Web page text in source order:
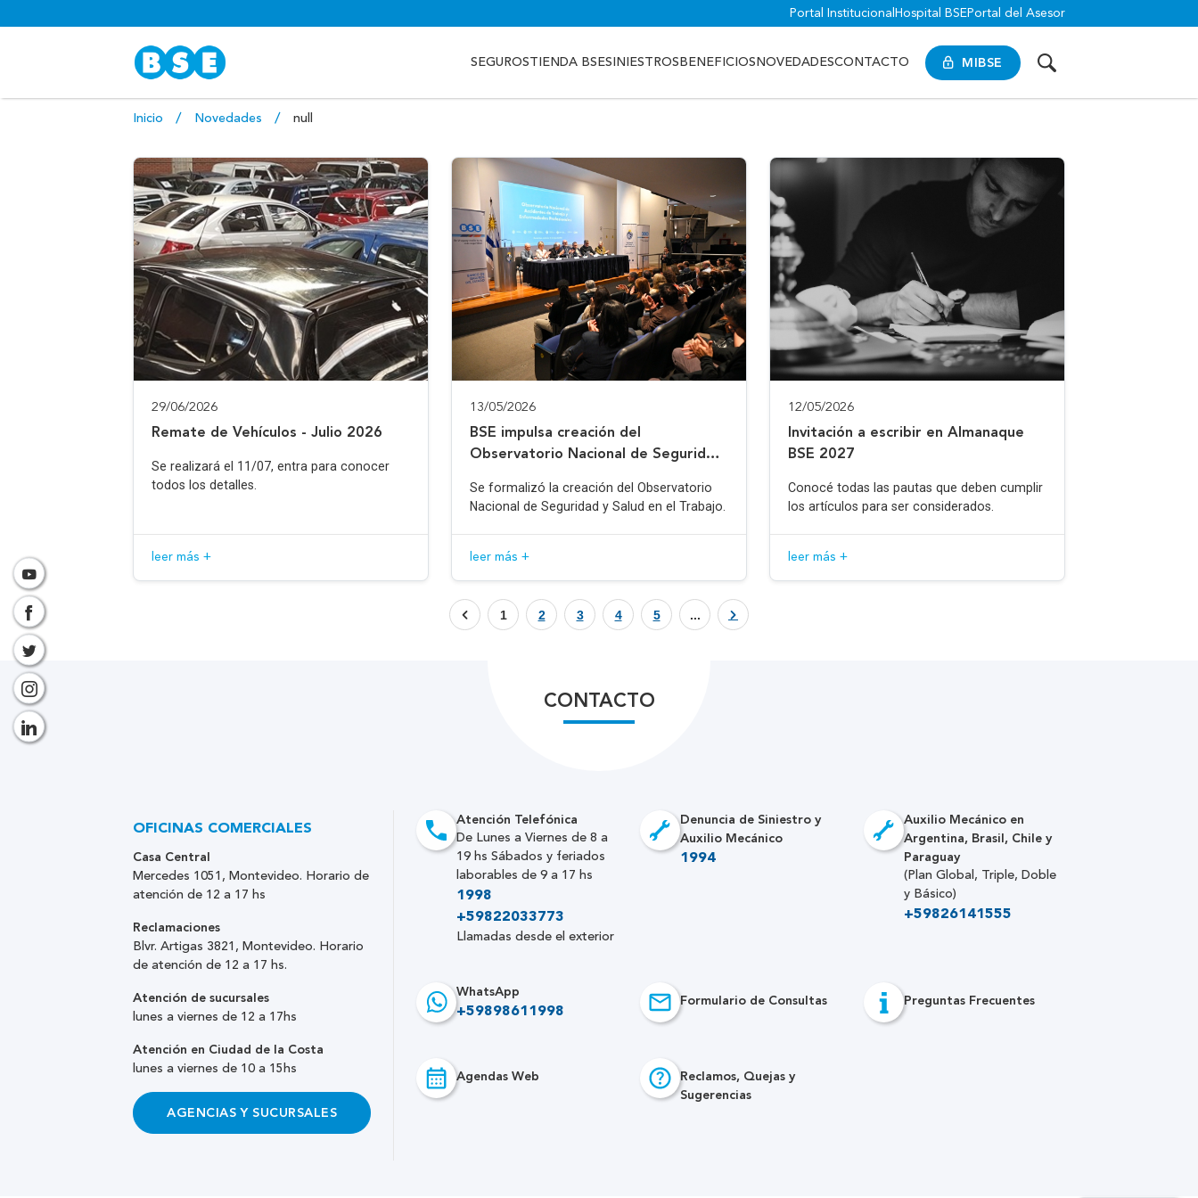
Portal Institucional Hospital BSE Portal del Asesor
MIBSE
SEGUROSTIENDA BSESINIESTROS BENEFICIOS NOVEDADESCONTACTO
Inicio Novedades null
29/06/2026
Remate de Vehículos - Julio 2026
Se realizará el 11/07, entra para conocer
todos los detalles.
leer más +
13/05/2026
BSE impulsa creación del
Observatorio Nacional de Seguridad
Se formalizó la creación del Observatorio
Nacional de Seguridad y Salud en el Trabajo.
leer más +
12/05/2026
Invitación a escribir en Almanaque
BSE 2027
Conocé todas las pautas que deben cumplir
los artículos para ser considerados.
leer más +
1 2 3 4 5 ...
CONTACTO
Atención Telefónica
De Lunes a Viernes de 8 a
19 hs Sábados y feriados
laborables de 9 a 17 hs
1998
+59822033773
Llamadas desde el exterior
Denuncia de Siniestro y
Auxilio Mecánico
1994
Auxilio Mecánico en
Argentina, Brasil, Chile y
Paraguay
(Plan Global, Triple, Doble
y Básico)
+59826141555
WhatsApp
+59898611998
Formulario de Consultas Preguntas Frecuentes
Agendas Web
Reclamos, Quejas y
Sugerencias
OFICINAS COMERCIALES
Casa Central
Mercedes 1051, Montevideo. Horario de
atención de 12 a 17 hs
Reclamaciones
Blvr. Artigas 3821, Montevideo. Horario
de atención de 12 a 17 hs.
Atención de sucursales
lunes a viernes de 12 a 17hs
Atención en Ciudad de la Costa
lunes a viernes de 10 a 15hs
AGENCIAS Y SUCURSALES